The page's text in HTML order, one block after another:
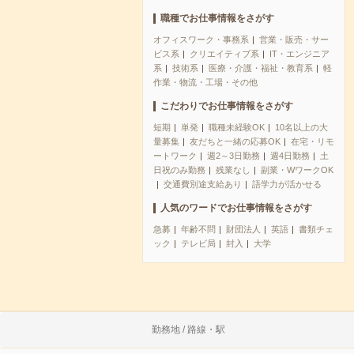
職種でお仕事情報をさがす
オフィスワーク・事務系
営業・販売・サー
ビス系
クリエイティブ系
IT・エンジニア
系
技術系 医療・介護・福祉・教育系
軽
作業・物流・工場・その他
こだわりでお仕事情報をさがす
短期 単発 職種未経験OK
10名以上の大
量募集
友だちと一緒の応募OK
在宅・リモ
ートワーク
週2～3日勤務 週4日勤務
土
日祝のみ勤務
残業なし
副業・WワークOK
交通費別途支給あり
語学力が活かせる
人気のワードでお仕事情報をさがす
急募 年齢不問 財団法人 英語
書類チェ
ック
テレビ局 封入 大学
勤務地 / 路線・駅